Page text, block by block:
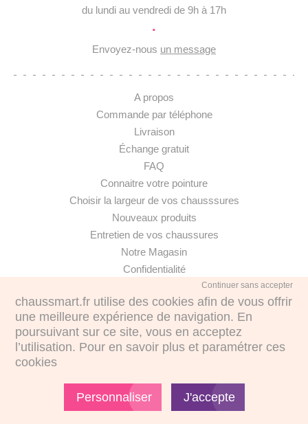
chaussmart.fr utilise des cookies afin de vous offrir
une meilleure expérience de navigation. En
poursuivant sur ce site, vous en acceptez
l’utilisation. Pour en savoir plus et paramétrer ces
cookies
Personnaliser J'accepte
Continuer sans accepter
du lundi au vendredi de 9h à 17h
·
Envoyez-nous un message
A propos
Commande par téléphone
Livraison
Échange gratuit
FAQ
Connaitre votre pointure
Choisir la largeur de vos chausssures
Nouveaux produits
Entretien de vos chaussures
Notre Magasin
Confidentialité
·